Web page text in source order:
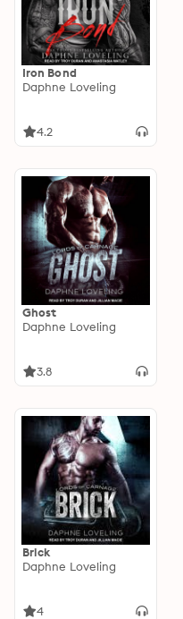
Iron Bond
Daphne Loveling
4.2
Ghost
Daphne Loveling
3.8
Brick
Daphne Loveling
4